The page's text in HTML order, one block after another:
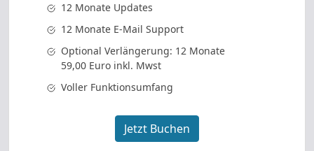
12 Monate Updates
12 Monate E-Mail Support
Optional Verlängerung: 12 Monate
59,00 Euro inkl. Mwst
Voller Funktionsumfang
Jetzt Buchen